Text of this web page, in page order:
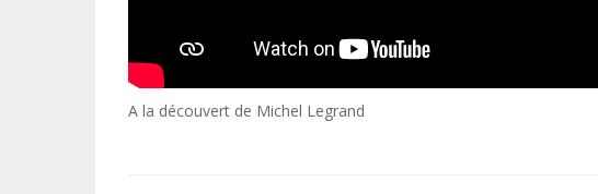
A la découvert de Michel Legrand